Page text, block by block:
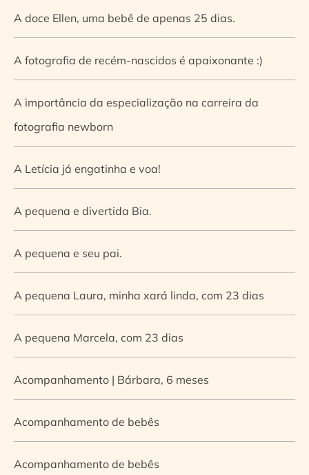
A doce Ellen, uma bebê de apenas 25 dias.
A fotografia de recém-nascidos é apaixonante :)
A importância da especialização na carreira da
fotografia newborn
A Letícia já engatinha e voa!
A pequena e divertida Bia.
A pequena e seu pai.
A pequena Laura, minha xará linda, com 23 dias
A pequena Marcela, com 23 dias
Acompanhamento | Bárbara, 6 meses
Acompanhamento de bebês
Acompanhamento de bebês